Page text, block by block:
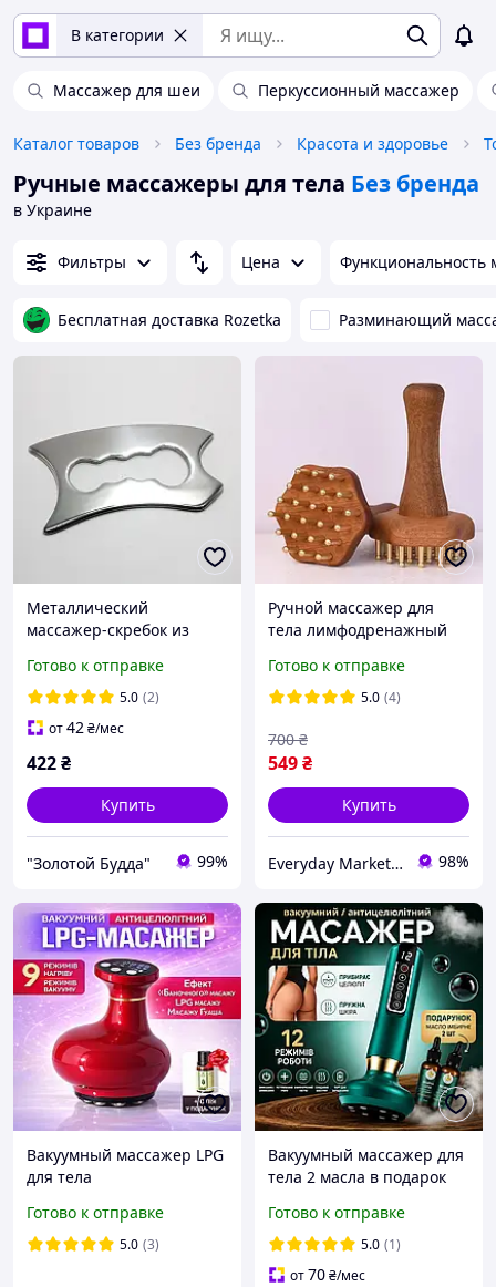
В категории
Массажер для шеи Перкуссионный массажер
Каталог товаров Без бренда Красота и здоровье
Ручные массажеры для тела Без бренда
в Украине
Фильтры Цена Функциональность
Бесплатная доставка Rozetka Разминающий
Металлический
массажер-скребок из
125×75×4 мм, 160 г
Готово к отправке
5.0 (2)
от42₴/мес
422₴
Купить
"Золотой Будда" 99%
Ручной массажер для
тела лимфодренажный
спины, бедер, шеи,
головы и поясницы
Готово к отправке
5.0 (4)
549₴
700 ₴
Купить
Everyday Market 0965612251 98%
Вакуумный массажер LPG
для тела
баночный gua sha для
коррекции фигуры с
Готово к отправке
5.0 (3)
Вакуумный массажер для
тела 2 масла в подарок
электрический с 12
режимами и подогревом
кожи
Готово к отправке
5.0 (1)
от70₴/мес